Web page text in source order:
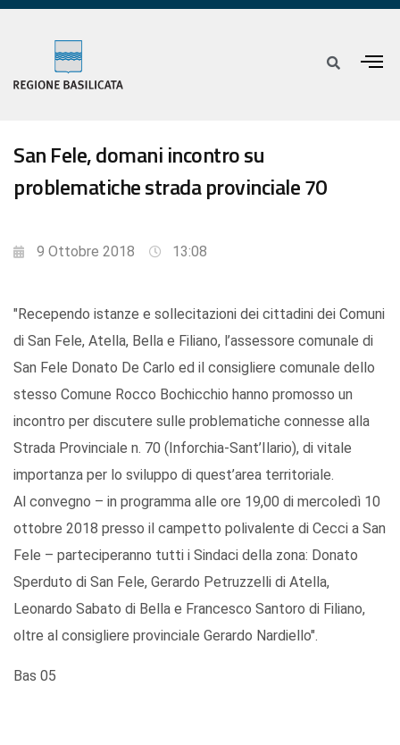
San Fele, domani incontro su
problematiche strada provinciale 70
9 Ottobre 2018 13:08
"Recependo istanze e sollecitazioni dei cittadini dei Comuni
di San Fele, Atella, Bella e Filiano, l’assessore comunale di
San Fele Donato De Carlo ed il consigliere comunale dello
stesso Comune Rocco Bochicchio hanno promosso un
incontro per discutere sulle problematiche connesse alla
Strada Provinciale n. 70 (Inforchia-Sant’Ilario), di vitale
importanza per lo sviluppo di quest’area territoriale.
Al convegno – in programma alle ore 19,00 di mercoledì 10
ottobre 2018 presso il campetto polivalente di Cecci a San
Fele – parteciperanno tutti i Sindaci della zona: Donato
Sperduto di San Fele, Gerardo Petruzzelli di Atella,
Leonardo Sabato di Bella e Francesco Santoro di Filiano,
oltre al consigliere provinciale Gerardo Nardiello".
Bas 05